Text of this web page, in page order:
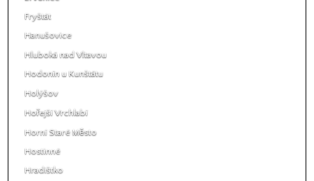
Fryštát
Hanušovice
Hluboká nad Vltavou
Hodonín u Kunštátu
Holýšov
Hořejší Vrchlabí
Horní Staré Město
Hostinné
Hradištko